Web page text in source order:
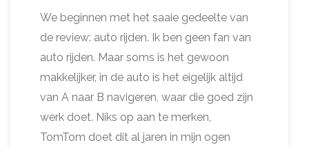
We beginnen met het saaie gedeelte van
de review: auto rijden. Ik ben geen fan van
auto rijden. Maar soms is het gewoon
makkelijker, in de auto is het eigelijk altijd
van A naar B navigeren, waar die goed zijn
werk doet. Niks op aan te merken,
TomTom doet dit al jaren in mijn ogen